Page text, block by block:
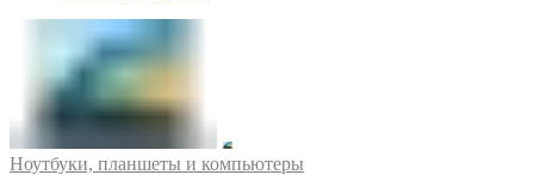
Ноутбуки, планшеты и компьютеры